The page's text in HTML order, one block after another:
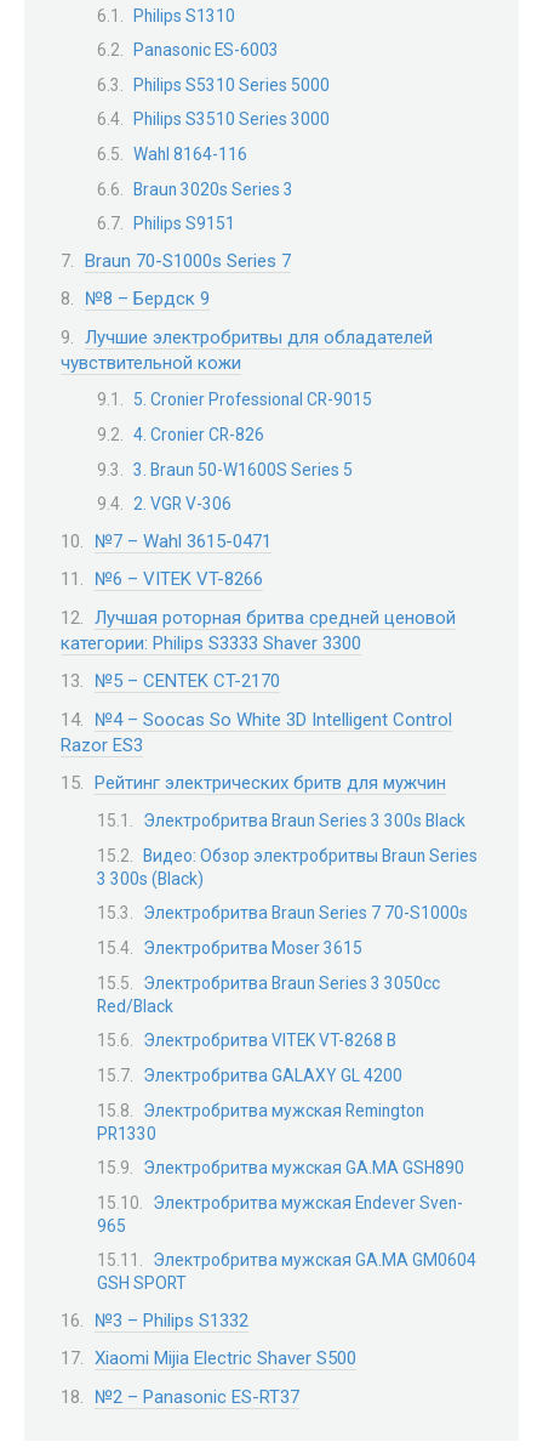
Philips S1310
Panasonic ES-6003
Philips S5310 Series 5000
Philips S3510 Series 3000
Wahl 8164-116
Braun 3020s Series 3
Philips S9151
Braun 70-S1000s Series 7
№8 – Бердск 9
Лучшие электробритвы для обладателей
чувствительной кожи
5. Cronier Professional CR-9015
4. Cronier CR-826
3. Braun 50-W1600S Series 5
2. VGR V-306
№7 – Wahl 3615-0471
№6 – VITEK VT-8266
Лучшая роторная бритва средней ценовой
категории: Philips S3333 Shaver 3300
№5 – CENTEK CT-2170
№4 – Soocas So White 3D Intelligent Control
Razor ES3
Рейтинг электрических бритв для мужчин
Электробритва Braun Series 3 300s Black
Видео: Обзор электробритвы Braun Series
3 300s (Black)
Электробритва Braun Series 7 70-S1000s
Электробритва Moser 3615
Электробритва Braun Series 3 3050cc
Red/Black
Электробритва VITEK VT-8268 В
Электробритва GALAXY GL 4200
Электробритва мужская Remington
PR1330
Электробритва мужская GA.MA GSH890
Электробритва мужская Endever Sven-
965
Электробритва мужская GA.MA GM0604
GSH SPORT
№3 – Philips S1332
Xiaomi Mijia Electric Shaver S500
№2 – Panasonic ES-RT37